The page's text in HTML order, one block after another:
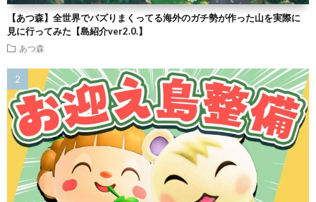
【あつ森】全世界でバズりまくってる海外のガチ勢が作った山を実際に
見に行ってみた【島紹介ver2.0.】
あつ森